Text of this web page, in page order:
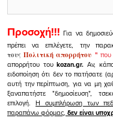
Προσοχή!!! Για να
πρέπει να επιλέγετε, την
τουςΠολιτική απορρήτου" που
απορρήτου τουkozan.gr. Αν,
ειδοποίηση ότι δεν το πατήσατε
αυτή την περίπτωση, για να μη
ξαναπατήστε "δημοσίευση",
επιλογή.Η συμπλήρωση των
παραπάνω φόρμας, δεν είναι